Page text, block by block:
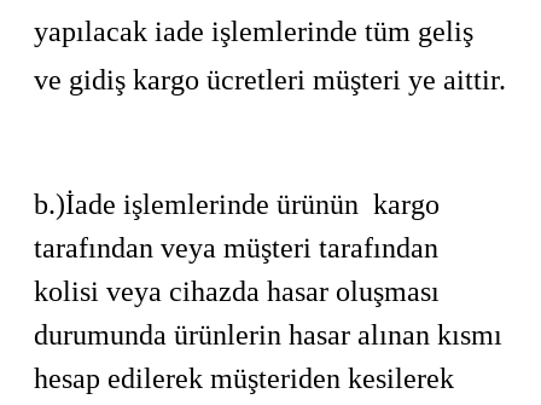
yapılacak iade işlemlerinde tüm geliş
ve gidiş kargo ücretleri müşteri ye aittir.
b.)İade işlemlerinde ürünün kargo
tarafından veya müşteri tarafından
kolisi veya cihazda hasar oluşması
durumunda ürünlerin hasar alınan kısmı
hesap edilerek müşteriden kesilerek